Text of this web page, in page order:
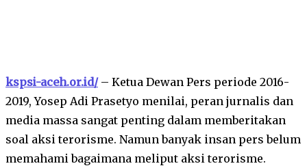
kspsi-aceh.or.id/– Ketua Dewan Pers periode 2016-
2019, Yosep Adi Prasetyo menilai, peran jurnalis dan
media massa sangat penting dalam memberitakan
soal aksi terorisme. Namun banyak insan pers belum
memahami bagaimana meliput aksi terorisme.